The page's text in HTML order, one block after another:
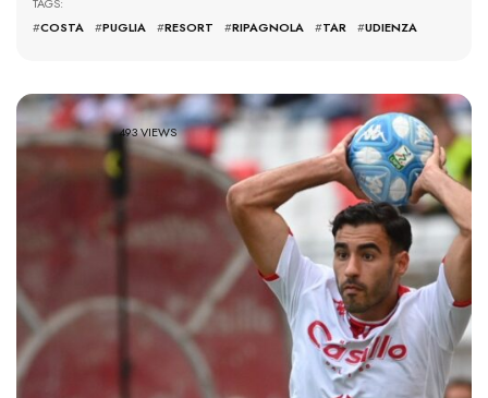
TAGS:
#COSTA #PUGLIA #RESORT #RIPAGNOLA #TAR #UDIENZA
493 VIEWS